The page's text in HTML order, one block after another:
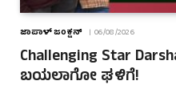
ಜಾಪಾಳ್ ಜಂಕ್ಷನ್ 06/08/2026
Challenging Star
ಬಯಲಾಗೋ ಘಳಿಗೆ!